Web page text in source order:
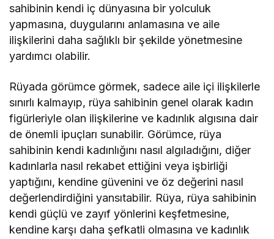
sahibinin kendi iç dünyasına bir yolculuk
yapmasına, duygularını anlamasına ve aile
ilişkilerini daha sağlıklı bir şekilde yönetmesine
yardımcı olabilir.
Rüyada görümce görmek, sadece aile içi ilişkilerle
sınırlı kalmayıp, rüya sahibinin genel olarak kadın
figürleriyle olan ilişkilerine ve kadınlık algısına dair
de önemli ipuçları sunabilir. Görümce, rüya
sahibinin kendi kadınlığını nasıl algıladığını, diğer
kadınlarla nasıl rekabet ettiğini veya işbirliği
yaptığını, kendine güvenini ve öz değerini nasıl
değerlendirdiğini yansıtabilir. Rüya, rüya sahibinin
kendi güçlü ve zayıf yönlerini keşfetmesine,
kendine karşı daha şefkatli olmasına ve kadınlık